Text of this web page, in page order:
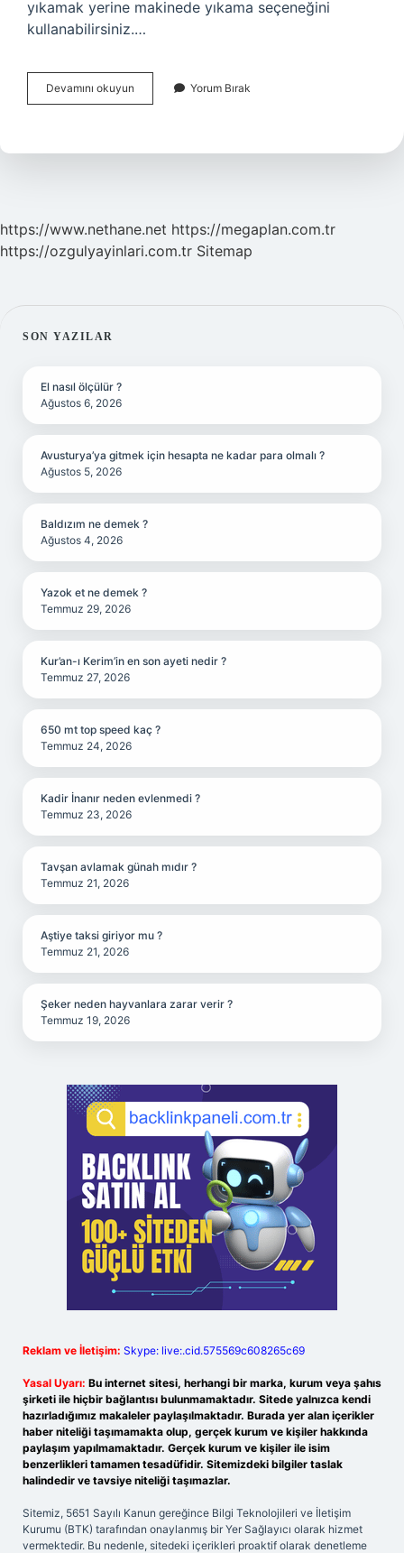
yıkamak yerine makinede yıkama seçeneğini
kullanabilirsiniz.…
Devamını okuyun
Ceketi
Yorum Bırak
https://www.nethane.net https://megaplan.com.tr
https://ozgulyayinlari.com.tr Sitemap
SIDEBAR
SON YAZILAR
El nasıl ölçülür ?
Ağustos 6, 2026
Avusturya’ya gitmek için hesapta ne kadar para olmalı ?
Ağustos 5, 2026
Baldızım ne demek ?
Ağustos 4, 2026
Yazok et ne demek ?
Temmuz 29, 2026
Kur’an-ı Kerim’in en son ayeti nedir ?
Temmuz 27, 2026
650 mt top speed kaç ?
Temmuz 24, 2026
Kadir İnanır neden evlenmedi ?
Temmuz 23, 2026
Tavşan avlamak günah mıdır ?
Temmuz 21, 2026
Aştiye taksi giriyor mu ?
Temmuz 21, 2026
Şeker neden hayvanlara zarar verir ?
Temmuz 19, 2026
Reklam ve İletişim: Skype: live:.cid.575569c608265c69
Yasal Uyarı: Bu internet sitesi, herhangi bir marka, kurum veya şahıs
şirketi ile hiçbir bağlantısı bulunmamaktadır. Sitede yalnızca kendi
hazırladığımız makaleler paylaşılmaktadır. Burada yer alan içerikler
haber niteliği taşımamakta olup, gerçek kurum ve kişiler hakkında
paylaşım yapılmamaktadır. Gerçek kurum ve kişiler ile isim
benzerlikleri tamamen tesadüfidir. Sitemizdeki bilgiler taslak
halindedir ve tavsiye niteliği taşımazlar.
Sitemiz, 5651 Sayılı Kanun gereğince Bilgi Teknolojileri ve İletişim
Kurumu (BTK) tarafından onaylanmış bir Yer Sağlayıcı olarak hizmet
vermektedir. Bu nedenle, sitedeki içerikleri proaktif olarak denetleme